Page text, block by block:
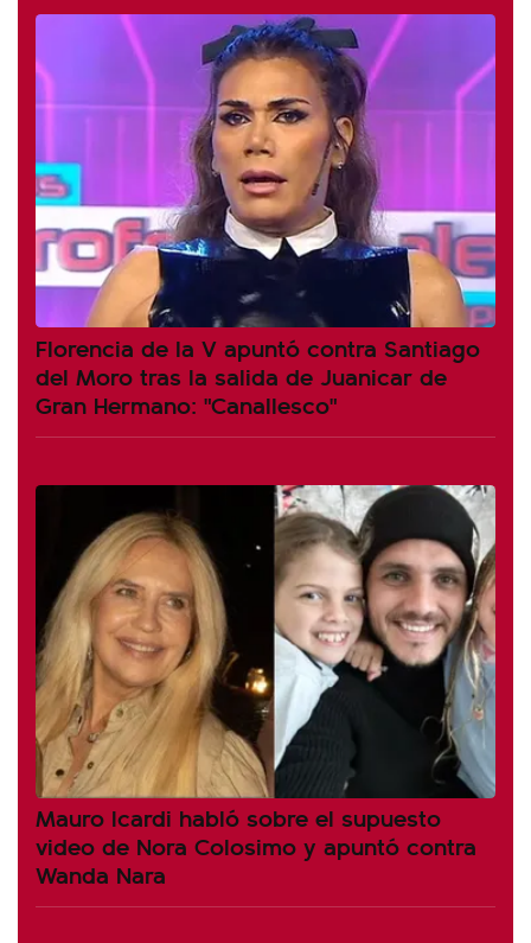
Florencia de la V apuntó contra Santiago
del Moro tras la salida de Juanicar de
Gran Hermano: "Canallesco"
Mauro Icardi habló sobre el supuesto
video de Nora Colosimo y apuntó contra
Wanda Nara